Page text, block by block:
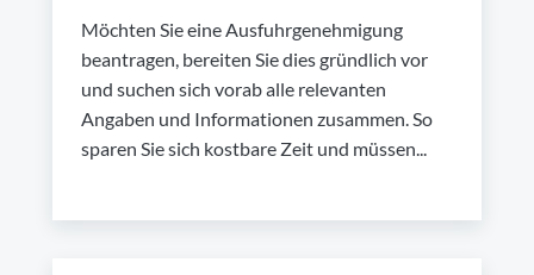
Möchten Sie eine Ausfuhrgenehmigung
beantragen, bereiten Sie dies gründlich vor
und suchen sich vorab alle relevanten
Angaben und Informationen zusammen. So
sparen Sie sich kostbare Zeit und müssen...